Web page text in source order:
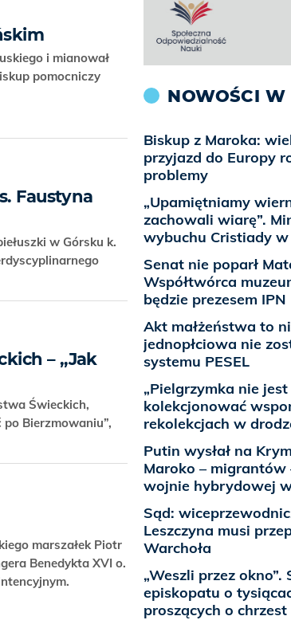
i mianował
pomocniczy
Faustyna
w Górsku k.
– „Jak
Świeckich,
Bierzmowaniu”,
marszałek Piotr
Benedykta XVI o.
NOWOŚCI W
Biskup z Maroka:
przyjazd do Europy
problemy
„Upamiętniamy
zachowali wiarę”.
wybuchu Cristiady w
Senat nie poparł
Współtwórca
będzie prezesem IPN
Akt małżeństwa to
jednopłciowa nie
systemu PESEL
„Pielgrzymka nie
kolekcjonować
rekolekcjach w
Putin wysłał na
Maroko – migrantów
wojnie hybrydowej
Sąd:
Leszczyna musi
Warchoła
„Weszli przez
episkopatu o
proszących o chrzest